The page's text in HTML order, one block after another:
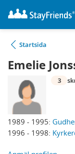
Startsida
Emelie
1989 - 1995:
1996 - 1998:
3